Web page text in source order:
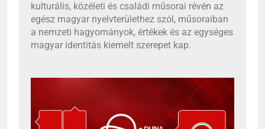
kulturális, közéleti és családi műsorai révén az
egész magyar nyelvterülethez szól, műsoraiban
a nemzeti hagyományok, értékek és az egységes
magyar identitás kiemelt szerepet kap.